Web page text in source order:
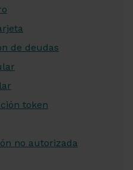
de deudas
token
no autorizada